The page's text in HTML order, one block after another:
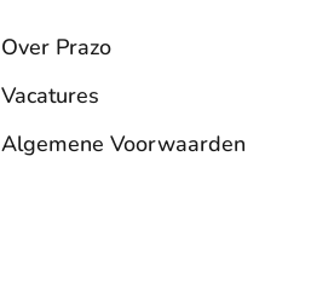
Over Prazo
Vacatures
Algemene Voorwaarden